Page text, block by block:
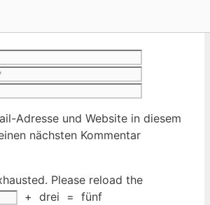
Adresse und Website in diesem
nächsten Kommentar
Please reload the
+ drei = fünf